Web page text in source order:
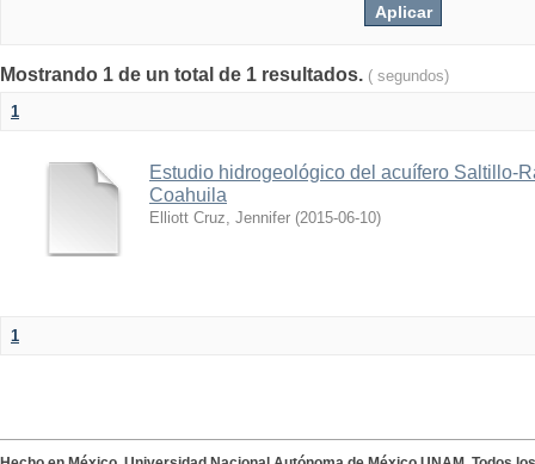
Mostrando 1 de un total de 1 resultados. ( segundos)
1
Estudio hidrogeológico del acuífero Saltillo-
Coahuila
Elliott Cruz, Jennifer (2015-06-10)
1